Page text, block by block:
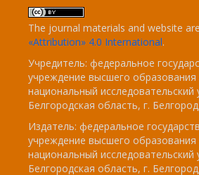
The journal materials and website
«Attribution» 4.0 International.
Учредитель: федеральное
учреждение высшего образования
национальный
Белгородская область, г.
Издатель: федеральное
учреждение высшего образования
национальный
Белгородская область, г.